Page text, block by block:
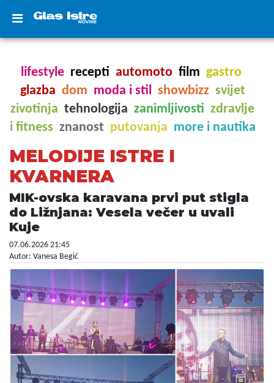
lifestyle recepti automoto film gastro
glazba dom moda i stil showbizz svijet
zivotinja tehnologija zanimljivosti zdravlje
i fitness znanost putovanja more i nautika
MELODIJE ISTRE I
KVARNERA
MIK-ovska karavana prvi put stigla
do Ližnjana: Vesela večer u uvali
Kuje
07.06.2026 21:45
Autor: Vanesa Begić